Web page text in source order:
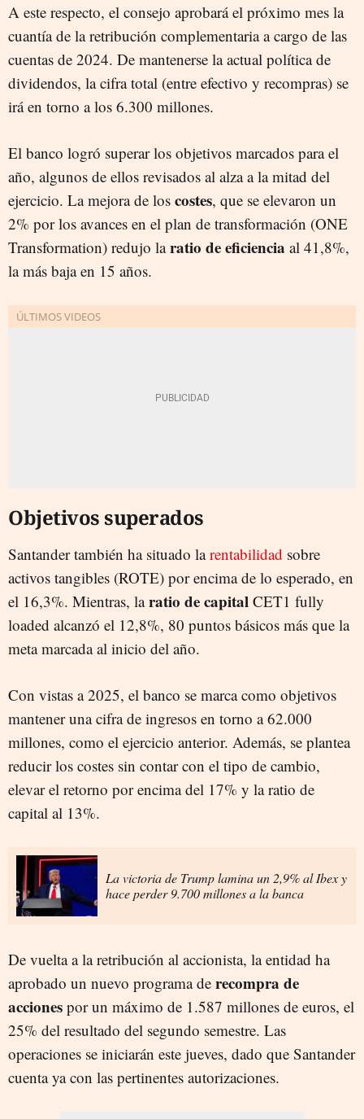
A este respecto, el consejo aprobará el próximo mes la
cuantía de la retribución complementaria a cargo de las
cuentas de 2024. De mantenerse la actual política de
dividendos, la cifra total (entre efectivo y recompras) se
irá en torno a los 6.300 millones.
El banco logró superar los objetivos marcados para el
año, algunos de ellos revisados al alza a la mitad del
ejercicio. La mejora de los costes, que se elevaron un
2% por los avances en el plan de transformación (ONE
Transformation) redujo laratio de eficiencia al 41,8%,
la más baja en 15 años.
Objetivos superados
Santander también ha situado larentabilidad sobre
activos tangibles (ROTE) por encima de lo esperado, en
el 16,3%. Mientras, laratio de capital CET1 fully
loaded alcanzó el 12,8%, 80 puntos básicos más que la
meta marcada al inicio del año.
Con vistas a 2025, el banco se marca como objetivos
mantener una cifra de ingresos en torno a 62.000
millones, como el ejercicio anterior. Además, se plantea
reducir los costes sin contar con el tipo de cambio,
elevar el retorno por encima del 17% y la ratio de
capital al 13%.
La victoria de Trump lamina un 2,9% al Ibex y
hace perder 9.700 millones a la banca
De vuelta a la retribución al accionista, la entidad ha
aprobado un nuevo programa de recompra de
acciones por un máximo de 1.587 millones de euros, el
25% del resultado del segundo semestre. Las
operaciones se iniciarán este jueves, dado que Santander
cuenta ya con las pertinentes autorizaciones.